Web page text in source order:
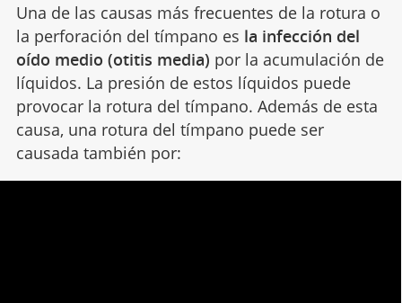
Una de las causas más frecuentes de la rotura o
la perforación del tímpano es la infección del
oído medio (otitis media) por la acumulación de
líquidos. La presión de estos líquidos puede
provocar la rotura del tímpano. Además de esta
causa, una rotura del tímpano puede ser
causada también por: